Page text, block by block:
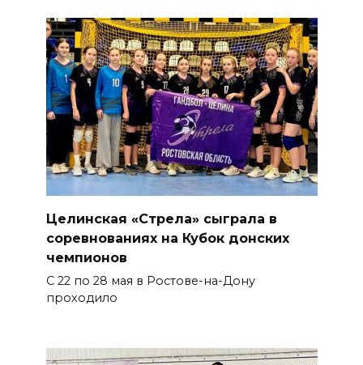
Целинская «Стрела» сыграла в
соревнованиях на Кубок донских
чемпионов
С 22 по 28 мая в Ростове-на-Дону
проходило